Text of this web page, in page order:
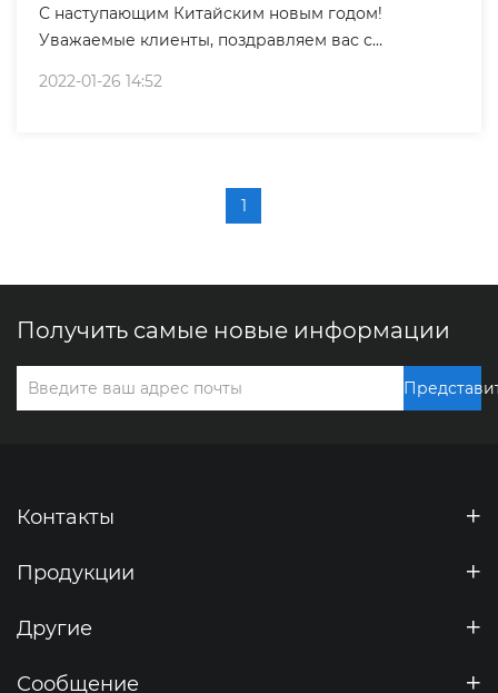
С наступающим Китайским новым годом!
Уважаемые клиенты, поздравляем вас с
оповестить, что с 29.01.2022 по 06.02.2022 группа
всем процветающего бизнеса и всего
2022-01-26 14:52
1
Получить самые новые информации
Контакты
Продукции
Другие
Сообщение